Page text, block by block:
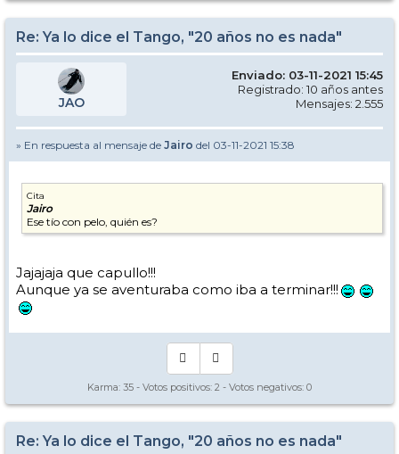
Re: Ya lo dice el Tango, "20 años no es nada"
JAO
Enviado: 03-11-2021 15:45
Registrado: 10 años antes
Mensajes: 2.555
» En respuesta al mensaje de Jairo del 03-11-2021 15:38
Cita
Jairo
Ese tío con pelo, quién es?
Jajajaja que capullo!!!
Aunque ya se aventuraba como iba a terminar!!!
Karma: 35 - Votos positivos: 2 - Votos negativos: 0
Re: Ya lo dice el Tango, "20 años no es nada"